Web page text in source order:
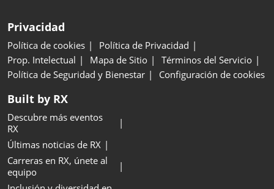
Privacidad
Política de cookies
Política de Privacidad
Prop. Intelectual
Mapa de Sitio
Términos del Servicio
Política de Seguridad y Bienestar
Configuración de cookies
Built by RX
Descubre más eventos
RX
Últimas noticias de RX
Carreras en RX, únete al
equipo